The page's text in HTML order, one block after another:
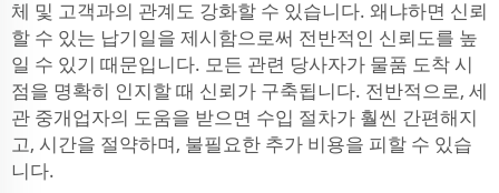
체 및 고객과의 관계도 강화할 수 있습니다. 왜냐하면 신뢰
할 수 있는 납기일을 제시함으로써 전반적인 신뢰도를 높
일 수 있기 때문입니다. 모든 관련 당사자가 물품 도착 시
점을 명확히 인지할 때 신뢰가 구축됩니다. 전반적으로, 세
관 중개업자의 도움을 받으면 수입 절차가 훨씬 간편해지
고, 시간을 절약하며, 불필요한 추가 비용을 피할 수 있습
니다.